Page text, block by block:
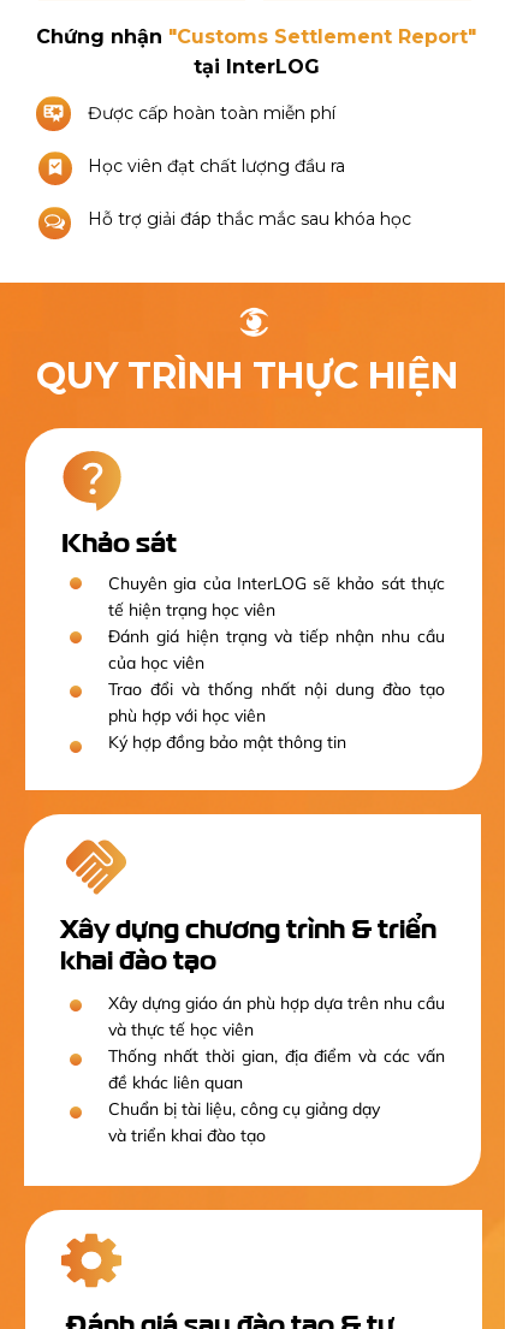
Chứng nhận "Customs Settlement Report"
tại InterLOG
Được cấp hoàn toàn miễn phí
Học viên đạt chất lượng đầu ra
Hỗ trợ giải đáp thắc mắc sau khóa học
QUY TRÌNH THỰC HIỆN
Khảo sát
Chuyên gia của InterLOG sẽ khảo sát thực
tế hiện trạng học viên
Đánh giá hiện trạng và tiếp nhận nhu cầu
của học viên
Trao đổi và thống nhất nội dung đào tạo
phù hợp với học viên
Ký hợp đồng bảo mật thông tin
Đánh giá sau đào tạo & tư
Xây dựng chương trình & triển
khai đào tạo
Xây dựng giáo án phù hợp dựa trên nhu cầu
và thực tế học viên
Thống nhất thời gian, địa điểm và các vấn
đề khác liên quan
Chuẩn bị tài liệu, công cụ giảng dạy
và triển khai đào tạo